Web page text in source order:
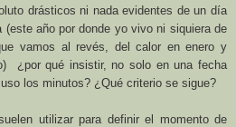
drásticos ni nada evidentes de un día
año por donde yo vivo ni siquiera de
vamos al revés, del calor en enero y
¿por qué insistir, no solo en una fecha
los minutos? ¿Qué criterio se sigue?
utilizar para definir el momento de